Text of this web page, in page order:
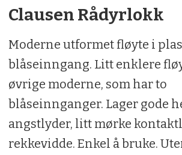
Clausen Rådyrlokk
Moderne utformet fløyte i
blåseinngang. Litt enklere
øvrige moderne, som har to
blåseinnganger. Lager gode
angstlyder, litt mørke
rekkevidde. Enkel å bruke.